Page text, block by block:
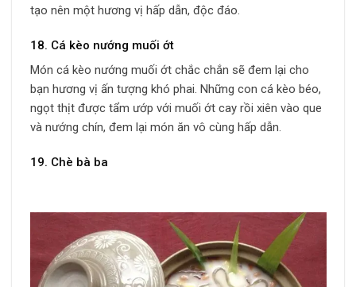
tạo nên một hương vị hấp dẫn, độc đáo.
18. Cá kèo nướng muối ớt
Món cá kèo nướng muối ớt chắc chắn sẽ đem lại cho
bạn hương vị ấn tượng khó phai. Những con cá kèo béo,
ngọt thịt được tẩm ướp với muối ớt cay rồi xiên vào que
và nướng chín, đem lại món ăn vô cùng hấp dẫn.
19. Chè bà ba